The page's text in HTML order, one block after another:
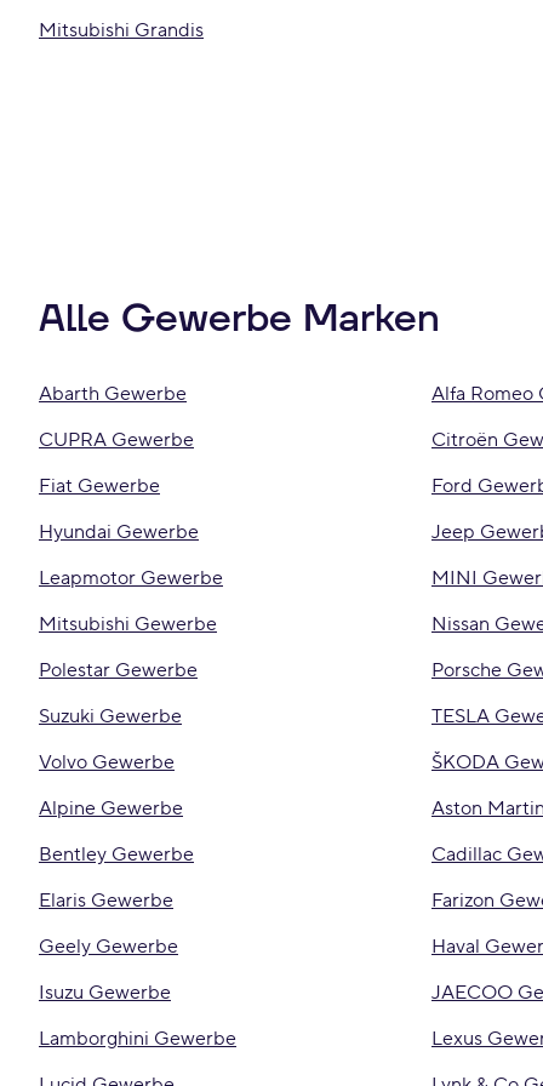
Mitsubishi Grandis
Alle Gewerbe Marken
Abarth Gewerbe Alfa Romeo
CUPRA Gewerbe
Citroën
Fiat Gewerbe
Ford
Hyundai Gewerbe
Jeep
Leapmotor Gewerbe
MINI
Mitsubishi Gewerbe
Nissan
Polestar Gewerbe
Porsche
Suzuki Gewerbe
TESLA
Volvo Gewerbe
ŠKODA
Alpine Gewerbe
Aston
Bentley Gewerbe
Cadillac
Elaris Gewerbe
Farizon
Geely Gewerbe
Haval
Isuzu Gewerbe
JAECOO
Lamborghini Gewerbe
Lexus